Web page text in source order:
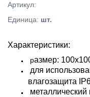
Артикул:
Единица: шт.
Характеристики:
размер:
для
влагозащита
металлический